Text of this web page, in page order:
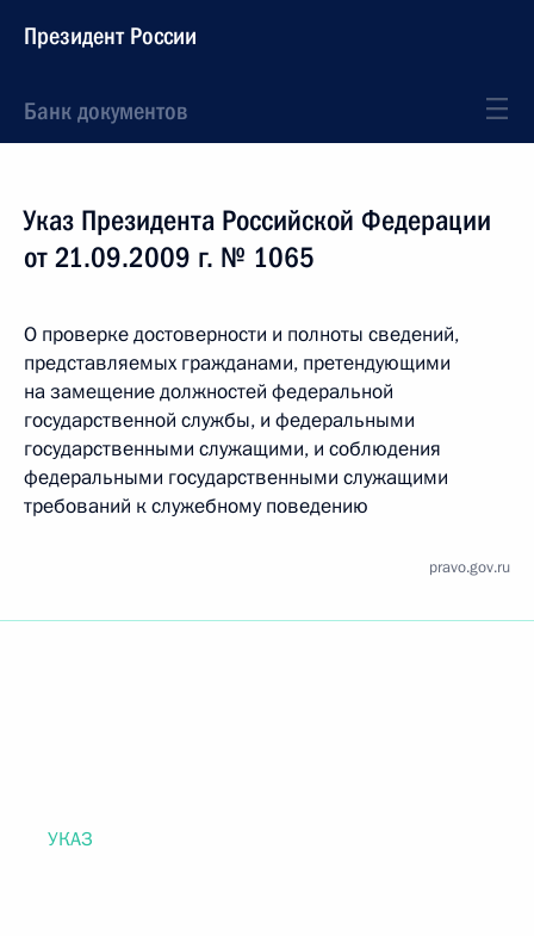
Президент России
Банк документов
Указ Президента Российской Федерации
от 21.09.2009 г. № 1065
О проверке достоверности и полноты сведений,
представляемых гражданами, претендующими
на замещение должностей федеральной
государственной службы, и федеральными
государственными служащими, и соблюдения
федеральными государственными служащими
требований к служебному поведению
pravo.gov.ru
УКАЗ